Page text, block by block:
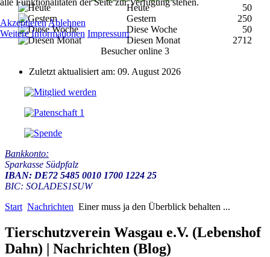
Heute
50
Gestern
250
Diese Woche
50
Diesen Monat
2712
Besucher online 3
Zuletzt aktualisiert am: 09. August 2026
Bankkonto:
Sparkasse Südpfalz
IBAN: DE72 5485 0010 1700 1224 25
BIC: SOLADES1SUW
Start Nachrichten Einer muss ja den Überblick behalten ...
Tierschutzverein Wasgau e.V. (Lebenshof
Dahn) | Nachrichten (Blog)
alle Funktionalitäten der Seite zur Verfügung stehen.
AkzeptierenAblehnen
Weitere Informationen Impressum